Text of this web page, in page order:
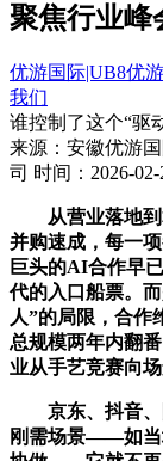
聚焦行业峰
优游国际|UB8优
我们
谁控制了这个“驱
来源：安徽优游
司 时间：2026-02-
从营业落地到
并购速成，每一
巨头的AI合作早
代的入口船票。
人”的局限，合作
总规模两年内翻
业从手艺竞赛向
京东、抖音、
刚需场景——如当